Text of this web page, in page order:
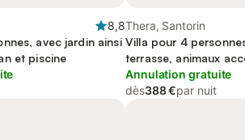
8,8
avec jardin ainsi
et piscine
Thera, Santorin
Villa pour 4
terrasse, animaux
Annulation gratuite
dès388 €par nuit